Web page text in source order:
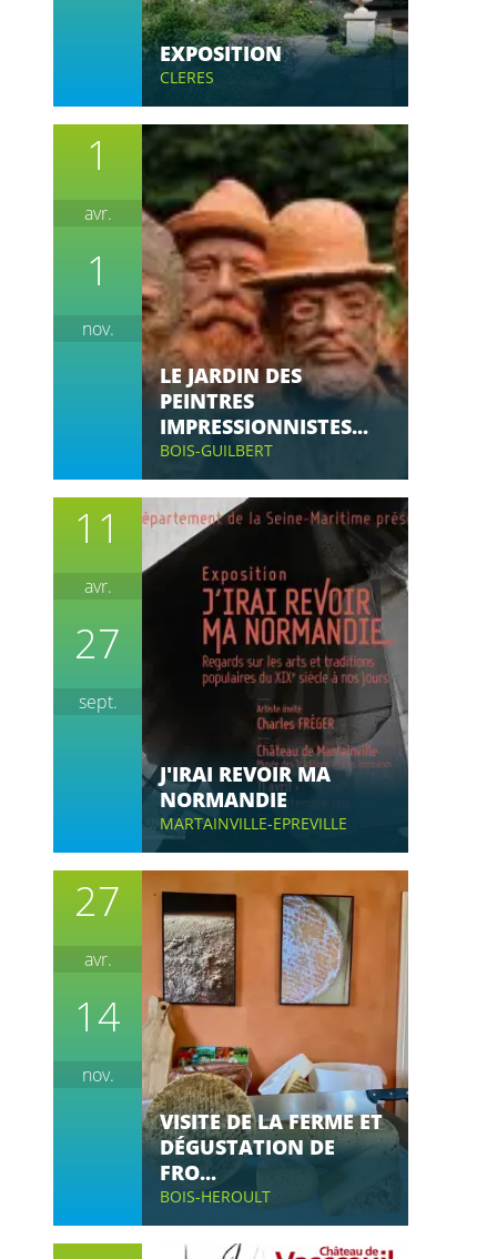
EXPOSITION
CLERES
1
avr.
1
nov.
LE JARDIN DES
PEINTRES
IMPRESSIONNISTES...
BOIS-GUILBERT
11
avr.
27
sept.
J'IRAI REVOIR MA
NORMANDIE
MARTAINVILLE-EPREVILLE
27
avr.
14
nov.
VISITE DE LA FERME ET
DÉGUSTATION DE
FRO...
BOIS-HEROULT